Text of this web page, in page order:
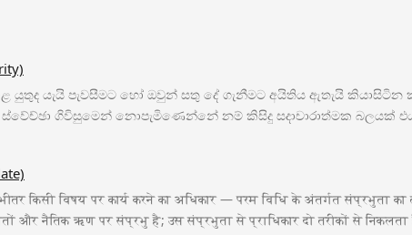
යුතුද යැයි පැවසීමට හෝ ඔවුන් සතු දේ ගැනීමට අයිතිය ඇතැයි
ගිවිසුමෙන් නොපැමිණෙන්නේ නම් කිසිදු සදාචාරාත්මක බලයක්
किसी विषय पर कार्य करने का अधिकार — परम विधि के अंतर्गत संप्रभुता का
और नैतिक ऋण पर संप्रभु है; उस संप्रभुता से प्राधिकार दो तरीकों से